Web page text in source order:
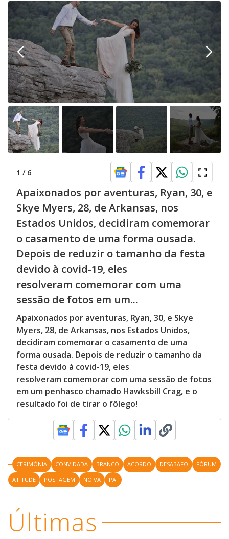
1 / 6
Apaixonados por aventuras, Ryan, 30, e
Skye Myers, 28, de Arkansas, nos
Estados Unidos, decidiram comemorar
o casamento de uma forma ousada.
Depois de reduzir o tamanho da festa
devido à covid-19, eles
resolveram comemorar com uma
sessão de fotos em um...
Apaixonados por aventuras, Ryan, 30, e Skye
Myers, 28, de Arkansas, nos Estados Unidos,
decidiram comemorar o casamento de uma
forma ousada. Depois de reduzir o tamanho da
festa devido à covid-19, eles
resolveram comemorar com uma sessão de fotos
em um penhasco chamado Hawksbill Crag, e o
resultado foi de tirar o fôlego!
CERIMÔNIA CONVIDADA BRANCO ACORDO DESABAFO
FÓRUM
ATITUDE
POSTAGEM NOIVA PAI
Últimas